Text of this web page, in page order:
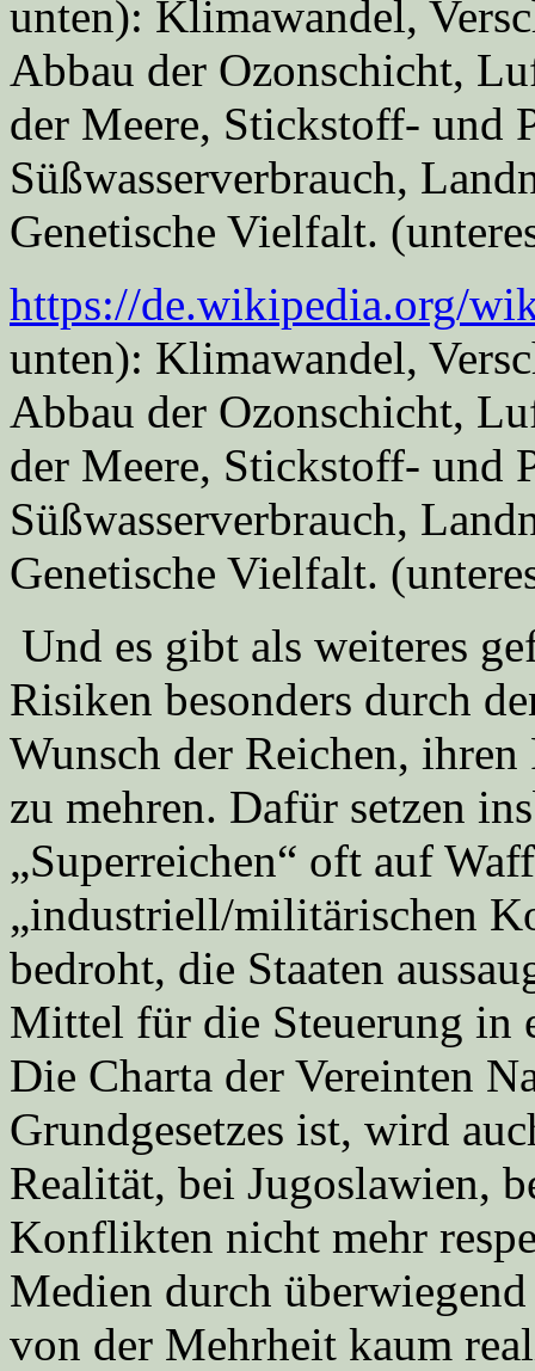
unten): Klimawandel,
Abbau der Ozonschicht,
der Meere, Stickstoff- und
Süßwasserverbrauch,
Genetische Vielfalt.
https://de.wikipedia.org/
unten): Klimawandel,
Abbau der Ozonschicht,
der Meere, Stickstoff- und
Süßwasserverbrauch,
Genetische Vielfalt.
Und es gibt als weiteres
Risiken besonders durch
Wunsch der Reichen,
zu mehren. Dafür setzen
„Superreichen“ oft auf
„industriell/militärischen
bedroht, die Staaten
Mittel für die Steuerung in
Die Charta der Vereinten
Grundgesetzes ist, wird
Realität, bei Jugoslawien,
Konflikten nicht mehr
Medien durch
von der Mehrheit kaum